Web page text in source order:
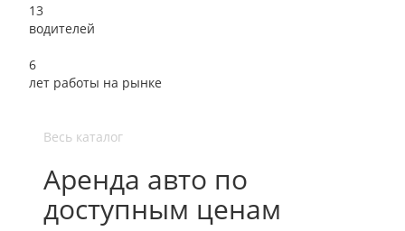
13
водителей
6
лет работы на рынке
Весь каталог
Аренда авто по
доступным ценам